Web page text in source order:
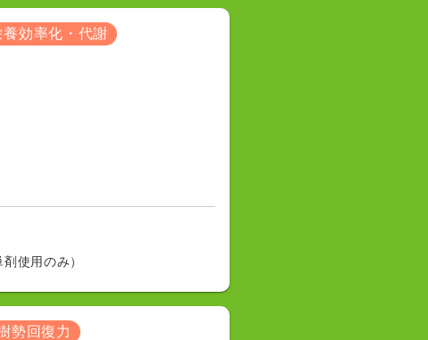
養効率化・代謝
使用のみ）
勢回復力